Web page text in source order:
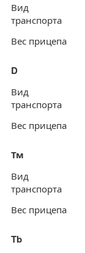
Вид
транспорта
Вес прицепа
D
Вид
транспорта
Вес прицепа
Тм
Вид
транспорта
Вес прицепа
Tb